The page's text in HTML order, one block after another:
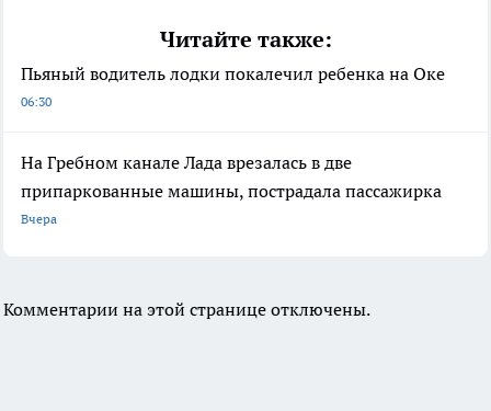
Читайте также:
Пьяный водитель лодки покалечил ребенка на Оке
06:30
На Гребном канале Лада врезалась в две
припаркованные машины, пострадала пассажирка
Вчера
Комментарии на этой странице отключены.